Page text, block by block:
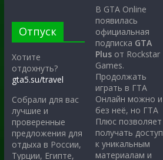
Отпуск
Хотите
отдохнуть?
gta5.su/travel
Собрали для вас
лучшие и
проверенные
предложения для
отдыха в России,
Турции, Египте,
В GTA Online
появилась
официальная
подписка GTA
Plus от Rockstar
Games.
Продолжать
играть в ГТА
Онлайн можно и
без неё, но ГТА
Плюс позволяет
получать доступ
к уникальным
материалам и